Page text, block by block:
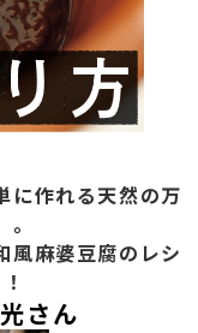
に作れる天然の万
風麻婆豆腐のレシ
さん